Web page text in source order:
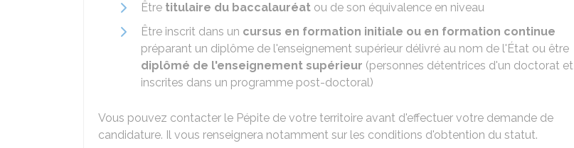
Être titulaire du baccalauréat ou de son équivalence en niveau
Être inscrit dans un cursus en formation initiale ou en formation continue
préparant un diplôme de l'enseignement supérieur délivré au nom de l'État ou être
diplômé de l'enseignement supérieur (personnes détentrices d'un doctorat et
inscrites dans un programme post-doctoral)
Vous pouvez contacter le Pépite de votre territoire avant d'effectuer votre demande de
candidature. Il vous renseignera notamment sur les conditions d'obtention du statut.